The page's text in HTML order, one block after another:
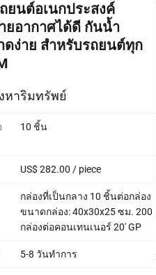
ยนต์อเนกประสงค์
ยอากาศได้ดี กันน้ำ
ดง่าย สำหรับรถยนต์ทุก
หาริมทรัพย์
10 ชิ้น
US$ 282.00 / piece
กล่องที่เป็นกลาง 10 ชิ้นต่อกล่อง
ขนาดกล่อง: 40x30x25 ซม. 200
กล่องต่อคอนเทนเนอร์ 20' GP
5-8 วันทำการ